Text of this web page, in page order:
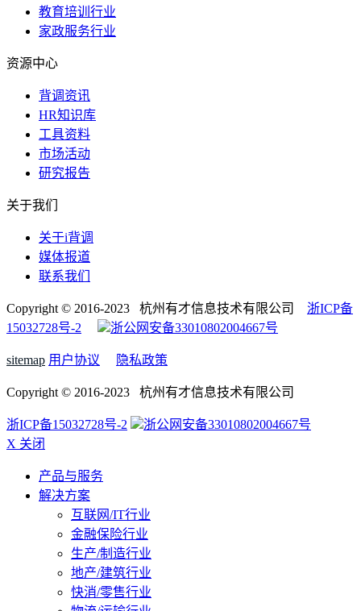
教育培训行业
家政服务行业
资源中心
背调资讯
HR知识库
工具资料
市场活动
研究报告
关于我们
关于i背调
媒体报道
联系我们
Copyright © 2016-2023 杭州有才信息技术有限公司 浙ICP备
15032728号-2
浙公网安备33010802004667号
sitemap 用户协议 隐私政策
Copyright © 2016-2023 杭州有才信息技术有限公司
浙ICP备15032728号-2
浙公网安备33010802004667号
X 关闭
产品与服务
解决方案
互联网/IT行业
金融保险行业
生产/制造行业
地产/建筑行业
快消/零售行业